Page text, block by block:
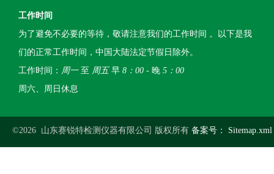
工作时间
为了避免不必要的等待，敬请注意我们的工作时间 。以下是我
们的正常工作时间，中国大陆法定节假日除外。
工作时间： 周一至 周五早 8：00 - 晚 5：00
周六、周日休息
©2026 山东赛锐特检测仪器有限公司 版权所有 备案号： Sitemap.xml